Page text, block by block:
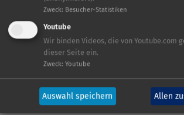
Sage, Heldentum, Klassiker
6 Hörspielfolgen
Zweck: Besucher-Statistiken
Youtube
Wir binden Videos, die von Youtube.com
dieser Seite ein.
Zweck: Youtube
Auswahl speichern Allen